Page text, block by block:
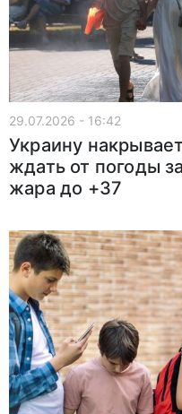
29.07.2026 - 16:42
Украину
ждать от погоды
жара до +37